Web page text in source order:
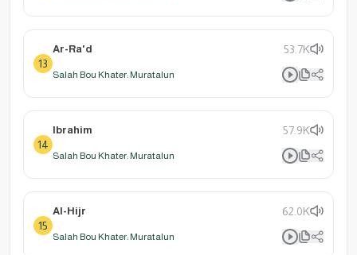
13
Ar-Ra'd 53.7K
Salah Bou Khater: Muratalun
14
Ibrahim 57.9K
Salah Bou Khater: Muratalun
15
Al-Hijr 62.0K
Salah Bou Khater: Muratalun